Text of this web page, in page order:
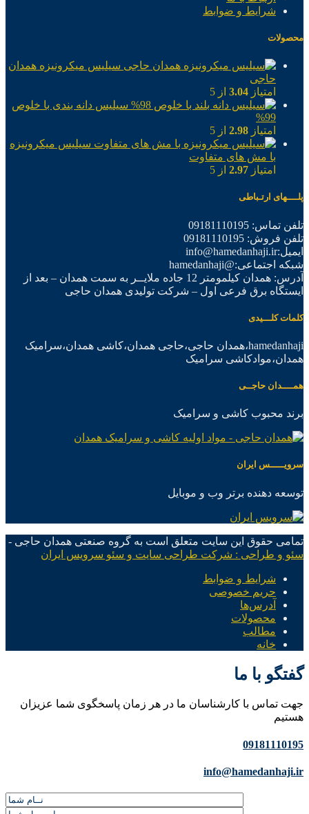
شرایط و ضوابط
محصولات
سیلیس میکرونیزه همدان
حاجی
امتیاز 3.04 از 5
سیلیس دانه بندی با خلوص
99%
امتیاز 2.98 از 5
سیلیس میکرونیزه
با مش های متفاوت
امتیاز 2.97 از 5
پلــــهای ارتـباطی
تلفن تماس: 09181110195
تلفن فروش: 09181110195
ایمیل:info@hamedanhaji.ir
شبکه اجتماعی:@hamedanhaji
آدرس: همدان کیلمومتر 12 جاده ملایــر به سمت همدان – بعد از
ایستگاه برق فرعی اول – شرکت تولیدی همدان حاجی
کلمات کلـــیدی
hamedanhaji،همدان حاجی،حاجی همدان،کاشی همدان،سرامیک
همدان،موادکاشی سرامیک
همــــدان حاجــی
برند محبوب کاشی و سرامیک
سرویـــــس ایران
توسعه دهنده برتر وب و موبایل
تمامی حقوق این سایت متعلق است به گروه صنعتی همدان حاجی -
سئو و طراحی : شرکت طراحی سایت و سئو سرویس ایران
شرایط و ضوابط
حریم خصوصی
آدرس‌ها
محصولات
مطالب
خانه
گفتگو با ما
جهت تماس با کارشناسان ما در هر زمان پاسخگوی شما عزیزان
هستیم
09181110195
info@hamedanhaji.ir